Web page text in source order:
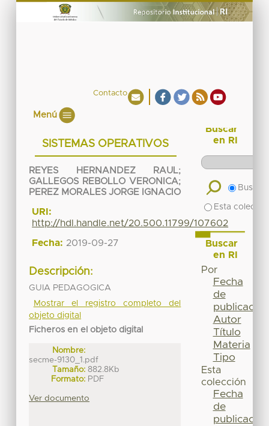
Contacto
Menú
SISTEMAS OPERATIVOS
REYES HERNANDEZ RAUL;
GALLEGOS REBOLLO VERONICA;
PEREZ MORALES JORGE IGNACIO
URI:
http://hdl.handle.net/20.500.11799/107602
Fecha: 2019-09-27
Descripción:
GUIA PEDAGOGICA
Mostrar el registro completo del
objeto digital
Ficheros en el objeto digital
Nombre:
secme-9130_1.pdf
Tamaño: 882.8Kb
Formato: PDF
Ver documento
Buscar
en RI
Buscar
Esta
Buscar
en RI
Por
Fecha
de
publicación
Autor
Título
Materia
Tipo
Esta
colección
Fecha
de
publicación